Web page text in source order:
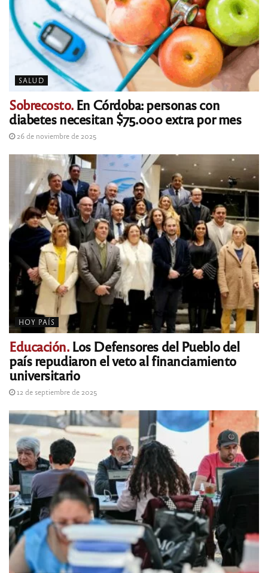
SALUD
Sobrecosto.En Córdoba: personas con
diabetes necesitan $75.000 extra por mes
26 de noviembre de 2025
HOY PAÍS
Educación.Los Defensores del Pueblo del
país repudiaron el veto al financiamiento
universitario
12 de septiembre de 2025